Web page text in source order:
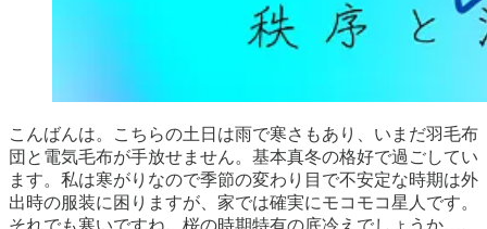
こんばんは。こちらの土日は雨で寒さもあり、いまだ羽毛布
団と電気毛布が手放せません。基本真冬の格好で過ごしてい
ます。私は寒がりなので季節の変わり目で不安定な時期は外
出時の服装に困りますが、家では確実にモコモコ星人です。
それでも寒いですね。桜の時期特有の底冷えでしょうか…。